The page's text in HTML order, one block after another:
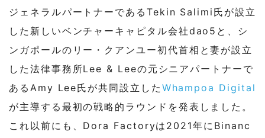
ジェネラルパートナーであるTekin Salimi氏が設立
した新しいベンチャーキャピタル会社dao5と、シ
ンガポールのリー・クアンユー初代首相と妻が設立
した法律事務所Lee & Leeの元シニアパートナーで
あるAmy Lee氏が共同設立した Whampoa Digital
が主導する最初の戦略的ラウンドを発表しました。
これ以前にも、Dora Factoryは2021年にBinanc